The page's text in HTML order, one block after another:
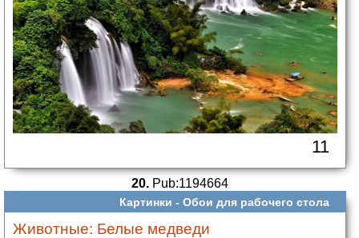
11
20.Pub:1194664
Картинки - Обои для рабочего стола
Животные: Белые медведи